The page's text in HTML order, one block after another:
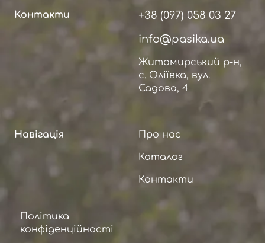
Контакти
+38 (097) 058 03 27
info@pasika.ua
Житомирський р-н,
с. Оліївка, вул.
Садова, 4
Навігація Про нас
Каталог
Контакти
Політика
конфіденційності